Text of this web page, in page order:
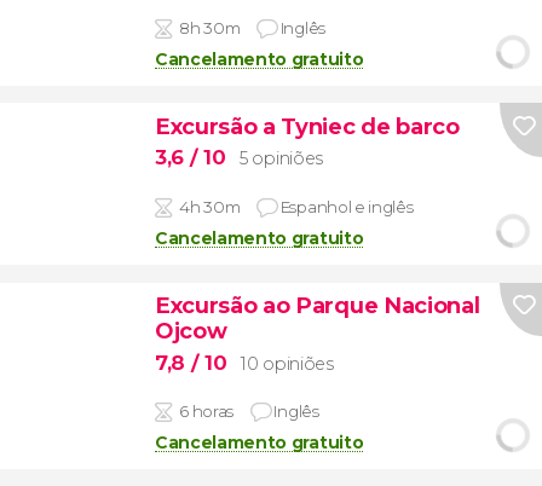
8h 30m Inglês
Cancelamento gratuito
Excursão a Tyniec de barco
3,6 / 10 5 opiniões
4h 30m Espanhol e inglês
Cancelamento gratuito
Excursão ao Parque Nacional
Ojcow
7,8 / 10 10 opiniões
6 horas Inglês
Cancelamento gratuito